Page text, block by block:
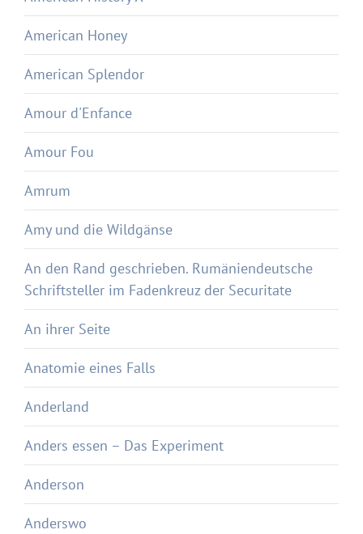
American Honey
American Splendor
Amour d'Enfance
Amour Fou
Amrum
Amy und die Wildgänse
An den Rand geschrieben. Rumäniendeutsche
Schriftsteller im Fadenkreuz der Securitate
An ihrer Seite
Anatomie eines Falls
Anderland
Anders essen – Das Experiment
Anderson
Anderswo